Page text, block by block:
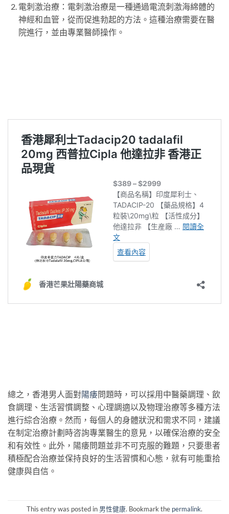
電刺激治療：電刺激治療是一種通過電流刺激海綿體的
神經和血管，從而促進勃起的方法。這種治療需要在醫
院進行，並由專業醫師操作。
總之，香港男人面對陽痿問題時，可以採用中醫藥調理、飲
食調理、生活習慣調整、心理調適以及物理治療等多種方法
進行綜合治療。然而，每個人的身體狀況和需求不同，建議
在制定治療計劃時咨詢專業醫生的意見，以確保治療的安全
和有效性。此外，陽痿問題並非不可克服的難題，只要患者
積極配合治療並保持良好的生活習慣和心態，就有可能重拾
健康與自信。
This entry was posted in 男性健康. Bookmark the permalink.